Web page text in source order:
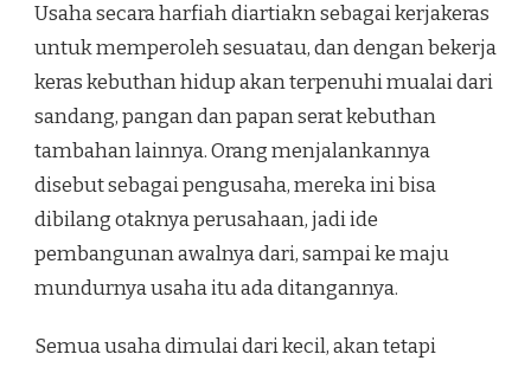
Usaha secara harfiah diartiakn sebagai kerjakeras
untuk memperoleh sesuatau, dan dengan bekerja
keras kebuthan hidup akan terpenuhi mualai dari
sandang, pangan dan papan serat kebuthan
tambahan lainnya. Orang menjalankannya
disebut sebagai pengusaha, mereka ini bisa
dibilang otaknya perusahaan, jadi ide
pembangunan awalnya dari, sampai ke maju
mundurnya usaha itu ada ditangannya.
Semua usaha dimulai dari kecil, akan tetapi